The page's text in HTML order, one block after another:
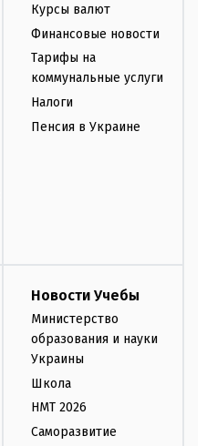
Курсы валют
Финансовые новости
Тарифы на
коммунальные услуги
Налоги
Пенсия в Украине
Новости Учебы
Министерство
образования и науки
Украины
Школа
НМТ 2026
Саморазвитие